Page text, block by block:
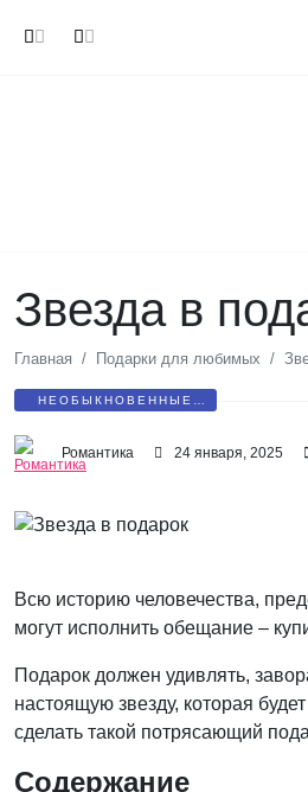
Звезда в
Главная Подарки для любимых
НЕОБЫКНОВЕННЫЕ
Романтика 24 января, 2025
Всю историю человечества,
могут исполнить обещание –
Подарок должен удивлять,
настоящую звезду, которая
сделать такой потрясающий
Содержание